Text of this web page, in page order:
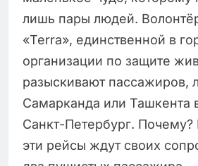
лишь пары людей.
«Terra», единственной в
организации по защите
разыскивают пассажиров,
Самарканда или Ташкента
Санкт-Петербург. Почему?
эти рейсы ждут своих